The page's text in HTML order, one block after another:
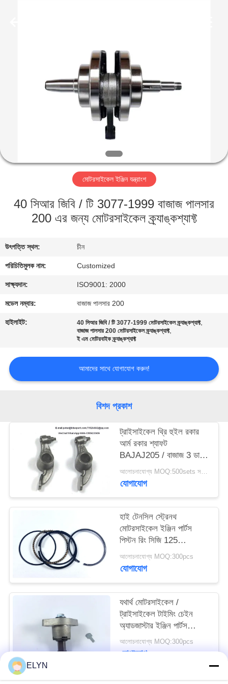
আমাদের
সম্পর্কে
কারখানা
মান
নিয়ন্ত্রণ
উদ্ধৃতির
জন্য
সাইট
ম্যাপ
POLICY
মোটরসাইকেল ইঞ্জিন যন্ত্রাংশ
40 সিআর জিবি / টি 3077-1999 বাজাজ পালসার
200 এর জন্য মোটরসাইকেল ক্র্যাঙ্কশ্যাফ্ট
উৎপত্তি স্থল: চীন
পরিচিতিমুলক নাম: Customized
সাক্ষ্যদান: ISO9001: 2000
মডেল নম্বার: বাজাজ পালসার 200
হাইলাইট: 40 সিআর জিবি / টি 3077-1999 মোটরসাইকেল ক্র্যাঙ্কশ্যাফ্ট,
বাজাজ পালসার 200 মোটরসাইকেল ক্র্যাঙ্কশ্যাফ্ট,
ই এম মোটরবাইক ক্র্যাঙ্কশ্যাফ্ট
আমাদের সাথে যোগাযোগ করুন!
বিশদ প্রকাশ
ট্রাইসাইকেল থ্রি হুইল রকার
আর্ম রকার শ্যাফট
BAJAJ205 / বাজাজ 3 ডাব্লু
আলোচনাযোগ্য MOQ:500sets সরানোর জন্য ফিরে
যোগাযোগ
হাই টেনসিল স্ট্রেনথ
মোটরসাইকেল ইঞ্জিন পার্টস
পিস্টন রিং সিজি 125
ডায়া.56.5 মিমি
আলোচনাযোগ্য MOQ:300pcs
যোগাযোগ
যথার্থ মোটরসাইকেল /
ট্রাইসাইকেল টাইমিং চেইন
অ্যাডজাস্টার ইঞ্জিন পার্টস
আলোচনাযোগ্য MOQ:300pcs
যোগাযোগ
ELYN